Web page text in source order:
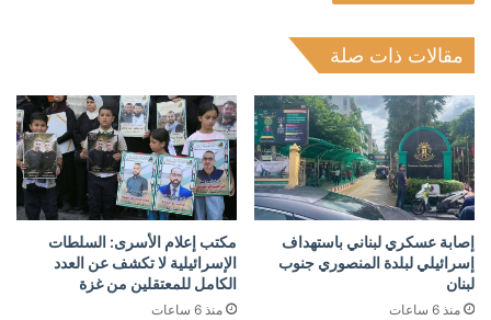
مقالات ذات صلة
إصابة عسكري لبناني باستهداف
إسرائيلي لبلدة المنصوري جنوب
لبنان
منذ 6 ساعات
مكتب إعلام الأسرى: السلطات
الإسرائيلية لا تكشف عن العدد
الكامل للمعتقلين من غزة
منذ 6 ساعات